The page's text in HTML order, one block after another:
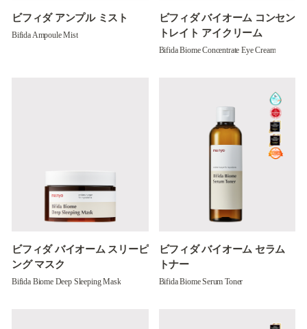
ビフィダ アンプル ミスト
Bifida Ampoule Mist
ビフィダ バイオーム コンセン
トレイト アイクリーム
Bifida Biome Concentrate Eye Cream
ビフィダ バイオーム スリーピ
ング マスク
Bifida Biome Deep Sleeping Mask
ビフィダ バイオーム セラム
トナー
Bifida Biome Serum Toner